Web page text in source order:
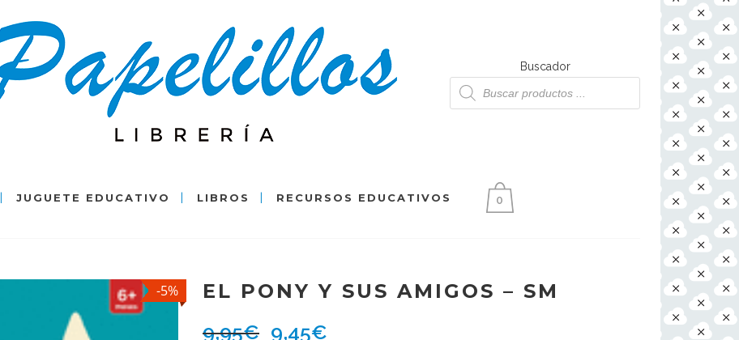
Buscador
Búsqueda
de
productos
JUGUETE EDUCATIVO LIBROS RECURSOS EDUCATIVOS 0
-5% EL PONY Y SUS AMIGOS – SM
9,95€ 9,45€